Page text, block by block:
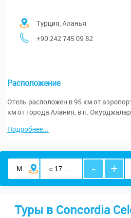
Турция, Аланья
+90 242 745 09 82
Расположение
Отель расположен в 95 км от
км от города Алания, в п. Окурджалар.
Подробнее...
- +
Туры в Concordia